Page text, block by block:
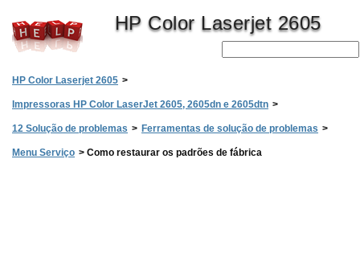
HP Color Laserjet 2605
HP Color Laserjet 2605 >
Impressoras HP Color LaserJet 2605, 2605dn e 2605dtn >
12 Solução de problemas > Ferramentas de solução de problemas >
Menu Serviço > Como restaurar os padrões de fábrica